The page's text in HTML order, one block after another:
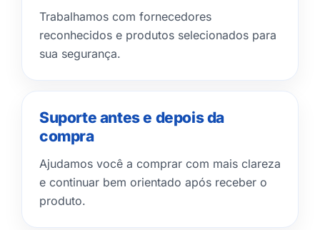
Trabalhamos com fornecedores
reconhecidos e produtos selecionados para
sua segurança.
Suporte antes e depois da
compra
Ajudamos você a comprar com mais clareza
e continuar bem orientado após receber o
produto.